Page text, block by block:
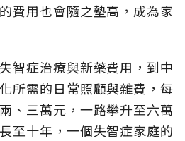
費用也會隨之墊高，成為家
智症治療與新藥費用，到中
所需的日常照顧與雜費，每
、三萬元，一路攀升至六萬
至十年，一個失智症家庭的